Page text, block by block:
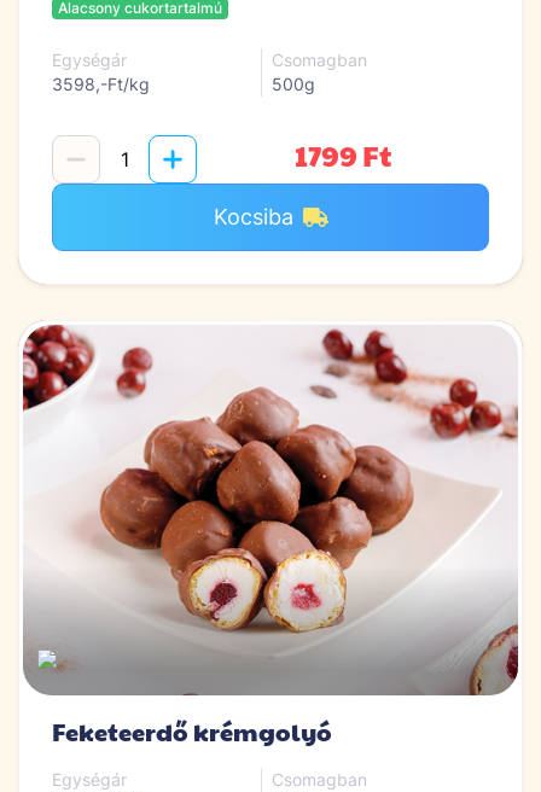
Alacsony cukortartalmú
Egységár
3598,-Ft/kg
Csomagban
500g
1799 Ft
Kocsiba
Feketeerdő krémgolyó
Egységár
Csomagban